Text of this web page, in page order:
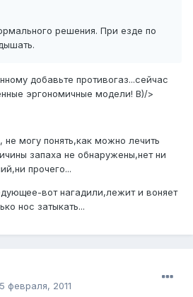
решения. При езде по
добавьте противогаз...сейчас
эргономичные модели! B)/>
могу понять,как можно лечить
запаха не обнаружены,нет ни
прочего...
вот нагадили,лежит и воняет
нос затыкать...
февраля, 2011